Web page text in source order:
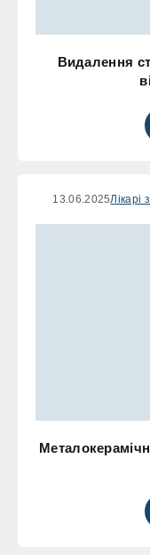
Видалення
13.06.2025Лікарі